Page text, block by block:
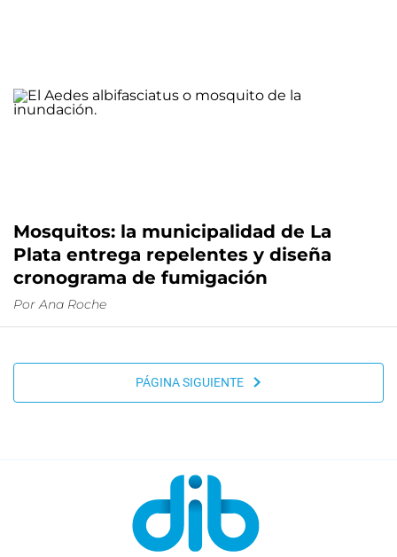
Mosquitos: la municipalidad de La
Plata entrega repelentes y diseña
cronograma de fumigación
Por Ana Roche
PÁGINA SIGUIENTE